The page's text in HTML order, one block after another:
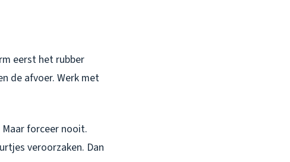
eerst het rubber
de afvoer. Werk met
forceer nooit.
veroorzaken. Dan